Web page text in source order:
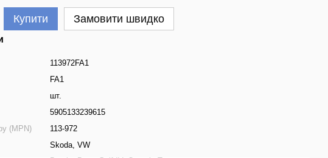
Купити Замовити швидко
113972FA1
FA1
шт.
5905133239615
(MPN)
113-972
Skoda, VW